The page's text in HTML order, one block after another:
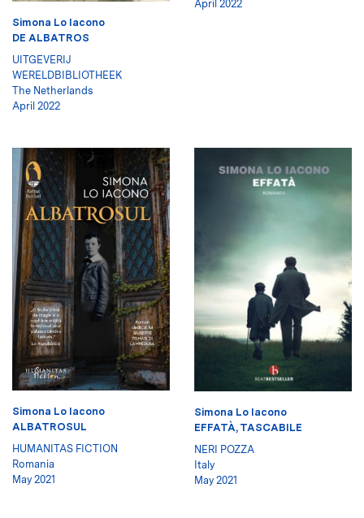
Simona Lo Iacono
DE ALBATROS
UITGEVERIJ
WERELDBIBLIOTHEEK
The Netherlands
April 2022
April 2022
Simona Lo Iacono
ALBATROSUL
HUMANITAS FICTION
Romania
May 2021
Simona Lo Iacono
EFFATÀ, TASCABILE
NERI POZZA
Italy
May 2021